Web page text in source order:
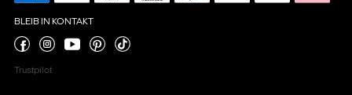
BLEIB IN KONTAKT
Trustpilot